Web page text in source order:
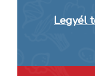
Legyél